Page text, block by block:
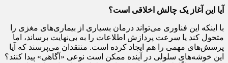
‌آیا این آغاز یک چالش اخلاقی است؟
با اینکه این فناوری می‌تواند درمان بسیاری از بیماری‌های مغزی را
متحول کند یا سرعت پردازش اطلاعات را به بی‌نهایت برساند، اما
پرسش‌های مهمی را هم ایجاد کرده است. منتقدان می‌پرسند که آیا
این خوشه‌های سلولی در آینده ممکن است نوعی «آگاهی» پیدا کنند؟